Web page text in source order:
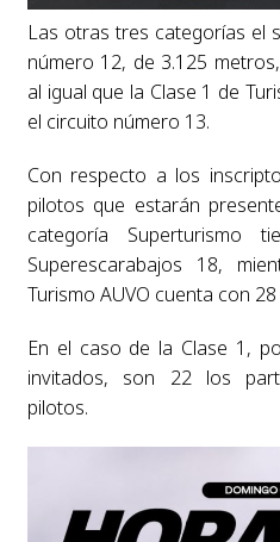
Las otras tres categorías el
número 12, de 3.125
al igual que la Clase 1 de
el circuito número 13.
Con respecto a los
pilotos que estarán
categoría
Superescarabajos 18,
Turismo AUVO cuenta con
En el caso de la Clase 1,
invitados, son 22 los
pilotos.